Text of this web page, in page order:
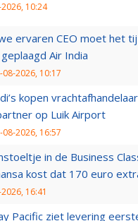
10:24
ervaren CEO moet het
Air India
08-2026, 10:17
kopen vrachtafhandelaar
op Luik Airport
08-2026, 16:57
in de Business
kost dat 170 euro
16:41
Pacific ziet levering